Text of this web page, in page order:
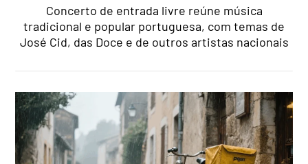
Concerto de entrada livre reúne música
tradicional e popular portuguesa, com temas de
José Cid, das Doce e de outros artistas nacionais